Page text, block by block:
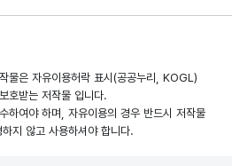
물은 자유이용허락 표시(공공누리, KOGL)
호받는 저작물 입니다.
하여야 하며, 자유이용의 경우 반드시 저작물
지 않고 사용하셔야 합니다.